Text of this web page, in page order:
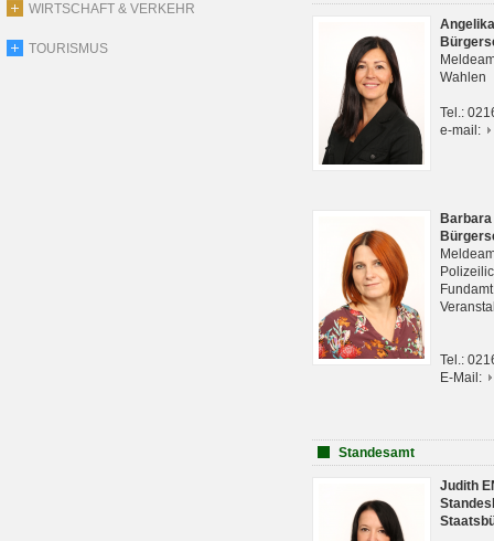
WIRTSCHAFT & VERKEHR
TOURISMUS
Wahlen
Tel.:
e-mail:
Tel.:
E-Mail:
Standesamt
Judith